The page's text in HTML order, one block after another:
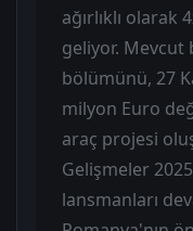
ağırlıklı olarak
geliyor.
bölümünü, 27
milyon Euro
araç projesi
Gelişmeler
lansmanları